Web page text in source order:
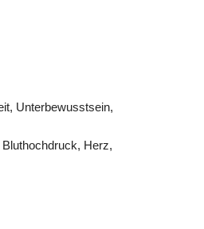
Unterbewusstsein,
Herz,